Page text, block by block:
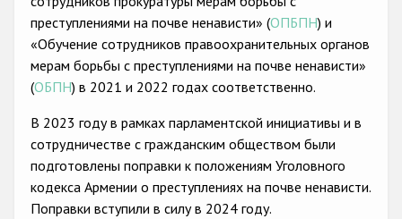
Anti-Muslim hate crime
Anti-Christian hate crime
Other hate crime based on religion or belief
Gender-based hate crime
Anti-LGBTI hate crime
преступлениями на почве ненависти» (ОПБПН) и
«Обучение сотрудников правоохранительных органов
мерам борьбы с преступлениями на почве ненависти»
(ОБПН) в 2021 и 2022 годах соответственно.
В 2023 году в рамках парламентской инициативы и в
сотрудничестве с гражданским обществом были
подготовлены поправки к положениям Уголовного
кодекса Армении о преступлениях на почве ненависти.
Поправки вступили в силу в 2024 году.